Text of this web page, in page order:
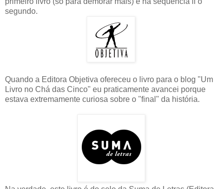
segundo.
Quando a Editora Objetiva ofereceu o livro para o blog "Um
Livro no Chá das Cinco" eu praticamente avancei porque
estava extremamente curiosa sobre o "final" da história.